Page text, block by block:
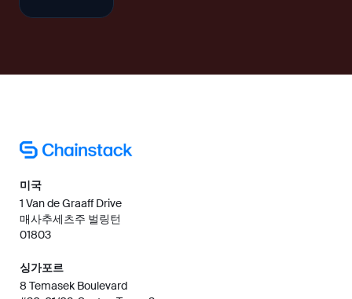
미국
1 Van de Graaff Drive
매사추세츠주 벌링턴
01803
싱가포르
8 Temasek Boulevard